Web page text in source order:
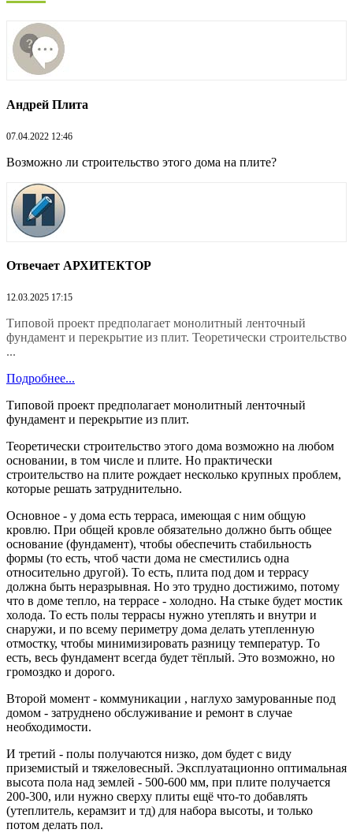
Андрей Плита
07.04.2022 12:46
Возможно ли строительство этого дома на плите?
Отвечает АРХИТЕКТОР
12.03.2025 17:15
Типовой проект предполагает монолитный ленточный
фундамент и перекрытие из плит. Теоретически строительство
...
Подробнее...
Типовой проект предполагает монолитный ленточный
фундамент и перекрытие из плит.
Теоретически строительство этого дома возможно на любом
основании, в том числе и плите. Но практически
строительство на плите рождает несколько крупных проблем,
которые решать затруднительно.
Основное - у дома есть терраса, имеющая с ним общую
кровлю. При общей кровле обязательно должно быть общее
основание (фундамент), чтобы обеспечить стабильность
формы (то есть, чтоб части дома не сместились одна
относительно другой). То есть, плита под дом и террасу
должна быть неразрывная. Но это трудно достижимо, потому
что в доме тепло, на террасе - холодно. На стыке будет мостик
холода. То есть полы террасы нужно утеплять и внутри и
снаружи, и по всему периметру дома делать утепленную
отмостку, чтобы минимизировать разницу температур. То
есть, весь фундамент всегда будет тёплый. Это возможно, но
громоздко и дорого.
Второй момент - коммуникации , наглухо замурованные под
домом - затруднено обслуживание и ремонт в случае
необходимости.
И третий - полы получаются низко, дом будет с виду
приземистый и тяжеловесный. Эксплуатационно оптимальная
высота пола над землей - 500-600 мм, при плите получается
200-300, или нужно сверху плиты ещё что-то добавлять
(утеплитель, керамзит и тд) для набора высоты, и только
потом делать пол.